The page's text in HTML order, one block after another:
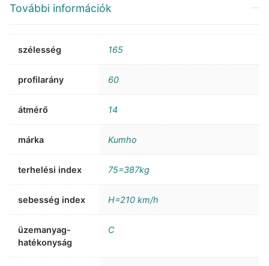
További információk
szélesség 165
profilarány 60
átmérő 14
márka Kumho
terhelési index 75=387kg
sebesség index H=210 km/h
üzemanyag-
hatékonyság
C